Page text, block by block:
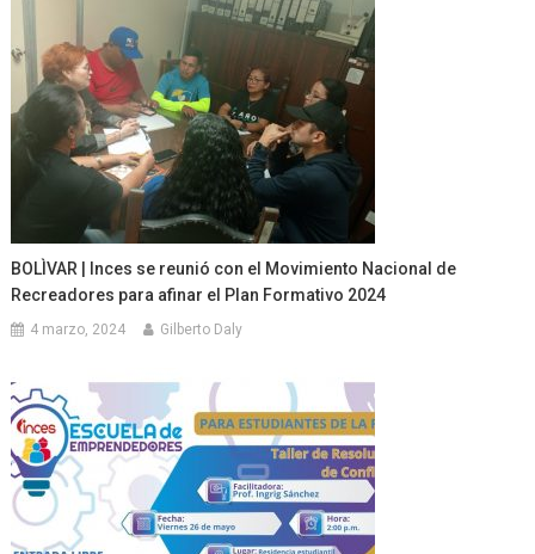
BOLÌVAR | Inces se reunió con el Movimiento Nacional de
Recreadores para afinar el Plan Formativo 2024
4 marzo, 2024 Gilberto Daly